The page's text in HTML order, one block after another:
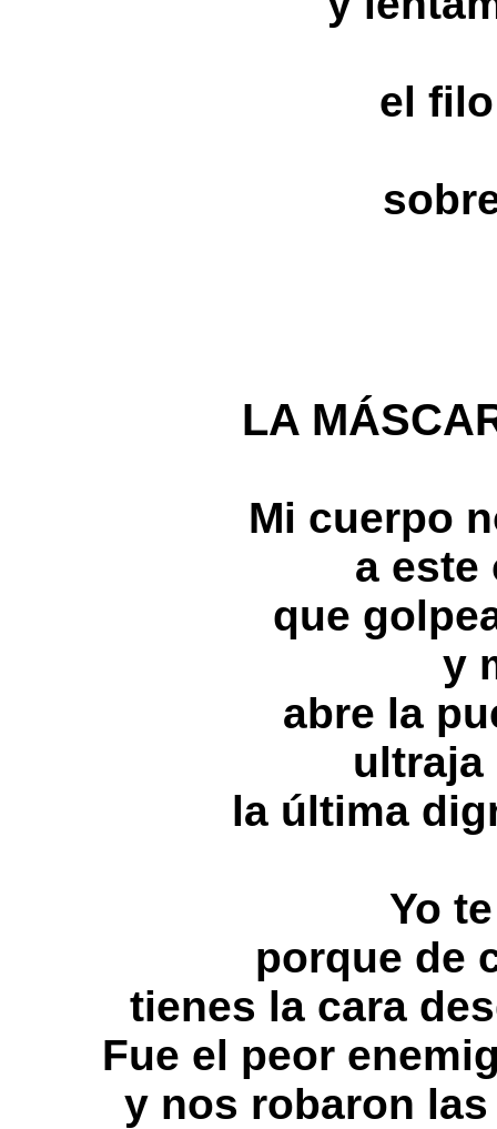
el
LA
Mi cuerpo
a este
que
y
abre la
ultraja
la última
Yo
porque de
tienes la cara
Fue el peor
y nos robaron